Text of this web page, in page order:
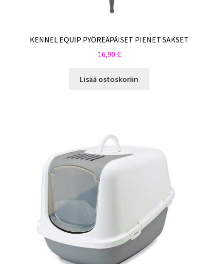
KENNEL EQUIP PYÖREÄPÄISET PIENET SAKSET
16,90 €
Lisää ostoskoriin